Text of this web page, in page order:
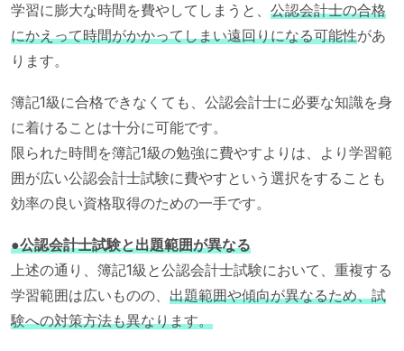
学習に膨大な時間を費やしてしまうと、 公認会計士の合格
にかえって時間がかかってしまい遠回りになる可能性があ
ります。
簿記1級に合格できなくても、公認会計士に必要な知識を身
に着けることは十分に可能です。
限られた時間を簿記1級の勉強に費やすよりは、より学習範
囲が広い公認会計士試験に費やすという選択をすることも
効率の良い資格取得のための一手です。
●公認会計士試験と出題範囲が異なる
上述の通り、簿記1級と公認会計士試験において、重複する
学習範囲は広いものの、 出題範囲や傾向が異なるため、試
験への対策方法も異なります。